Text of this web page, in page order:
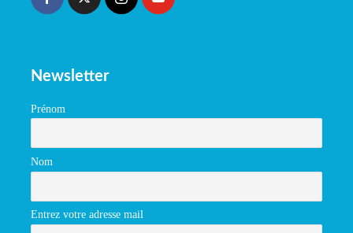
Newsletter
Prénom
Nom
Entrez votre adresse mail